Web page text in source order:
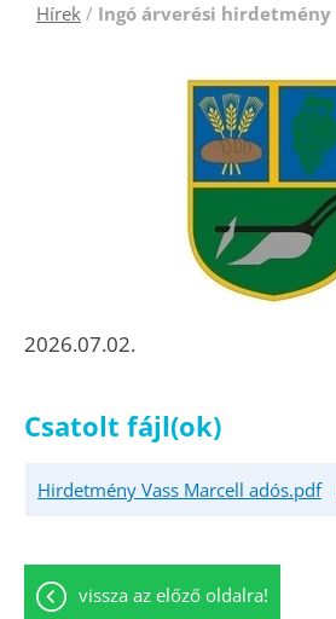
Hírek / Ingó árverési hirdetmény
2026.07.02.
Csatolt fájl(ok)
Hirdetmény Vass Marcell adós.pdf
vissza az előző oldalra!